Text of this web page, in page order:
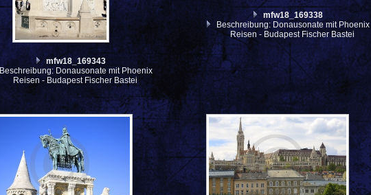
mfw18_169343
Beschreibung: Donausonate mit Phoenix
Reisen - Budapest Fischer Bastei
mfw18_169338
Beschreibung: Donausonate mit Phoenix
Reisen - Budapest Fischer Bastei